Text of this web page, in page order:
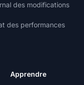
des modifications
des performances
Apprendre